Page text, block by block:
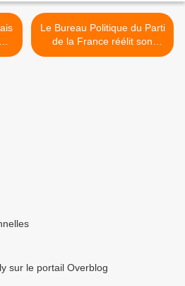
de
Le Bureau Politique du Parti
de la France réélit son
Bureau Directeur et
sur le portail Overblog